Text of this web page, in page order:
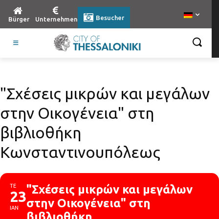
Bürger Unternehmen Besucher
"Σχέσεις μικρών και μεγάλων
στην Οικογένεια" στη
βιβλιοθήκη
Κωνσταντινουπόλεως
ΤΕ
23
ΙΑΝ
"Σχέσεις μικρών και μεγάλων
στην Οικογένεια" στη